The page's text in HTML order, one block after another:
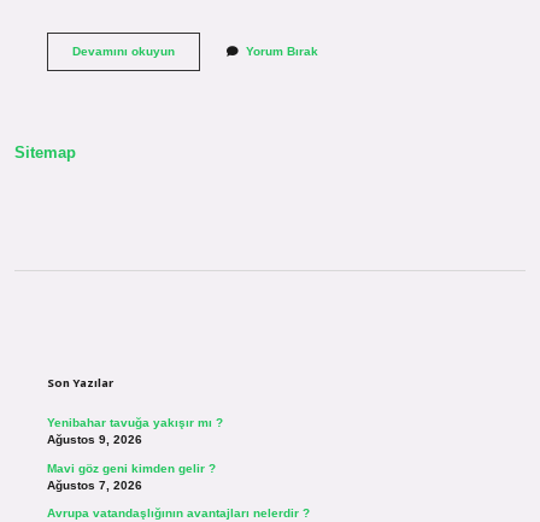
Devamını okuyunOto
Yorum Bırak
Sitemap
Son Yazılar
Yenibahar tavuğa yakışır mı ?
Ağustos 9, 2026
Mavi göz geni kimden gelir ?
Ağustos 7, 2026
Avrupa vatandaşlığının avantajları nelerdir ?